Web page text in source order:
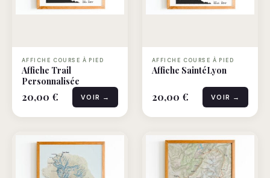
AFFICHE COURSE À PIED
Affiche Trail
Personnalisée
20,00 € VOIR →
AFFICHE COURSE À PIED
Affiche SaintéLyon
20,00 € VOIR →